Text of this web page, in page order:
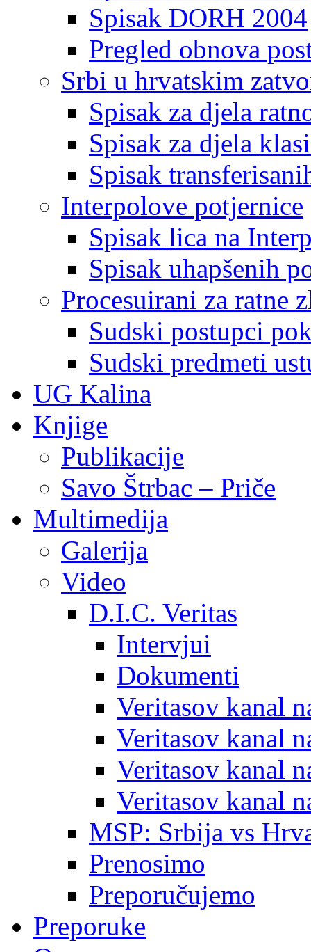
Spisak DORH 2004
Pregled obnova
Srbi u hrvatskim
Spisak za djela
Spisak za djela
Spisak
Interpolove potjernice
Spisak lica na
Spisak uhapšenih
Procesuirani za ratne
Sudski postupci
Sudski predmeti
UG Kalina
Knjige
Publikacije
Savo Štrbac – Priče
Multimedija
Galerija
Video
D.I.C. Veritas
Intervjui
Dokumenti
Veritasov kanal
Veritasov kanal
Veritasov kanal
Veritasov kanal
MSP: Srbija vs
Prenosimo
Preporučujemo
Preporuke